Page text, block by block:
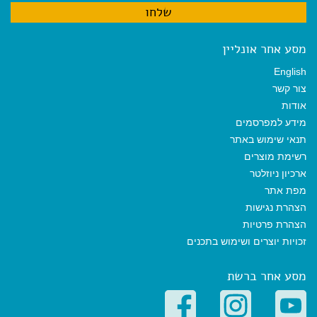
מסע אחר אונליין
English
צור קשר
אודות
מידע למפרסמים
תנאי שימוש באתר
רשימת מוצרים
ארכיון ניוזלטר
מפת אתר
הצהרת נגישות
הצהרת פרטיות
זכויות יוצרים ושימוש בתכנים
מסע אחר ברשת